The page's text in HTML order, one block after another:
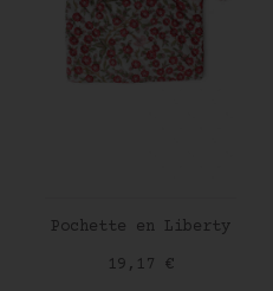
AJOUTER AU PANIER
Pochette en Liberty
Prix
19,17 €